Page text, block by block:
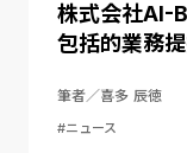
株式会社AI-
包括的業務
筆者／喜多 辰徳
#ニュース